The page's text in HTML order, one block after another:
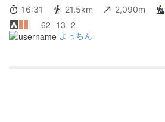
16:31 21.5km 2,090m
62 13 2
よっちん